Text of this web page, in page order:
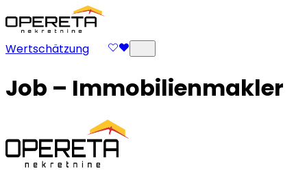
Wertschätzung
Job – Immobilienmakler